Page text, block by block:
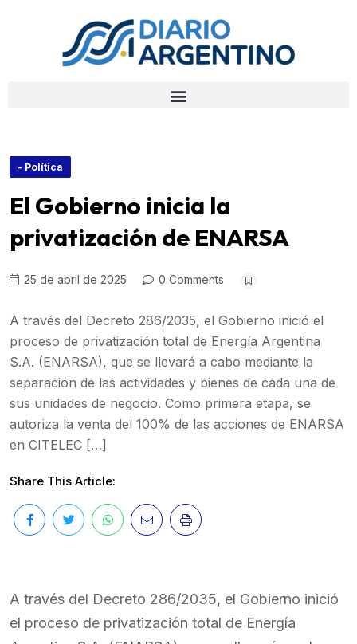
- Política
El Gobierno inicia la
privatización de ENARSA
25 de abril de 2025 0 Comments
A través del Decreto 286/2035, el Gobierno inició el
proceso de privatización total de Energía Argentina
S.A. (ENARSA), que se llevará a cabo mediante la
separación de las actividades y bienes de cada una de
sus unidades de negocio. Como primera etapa, se
autoriza la venta del 100% de las acciones de ENARSA
en CITELEC […]
Share This Article:
A través del Decreto 286/2035, el Gobierno inició
el proceso de privatización total de Energía